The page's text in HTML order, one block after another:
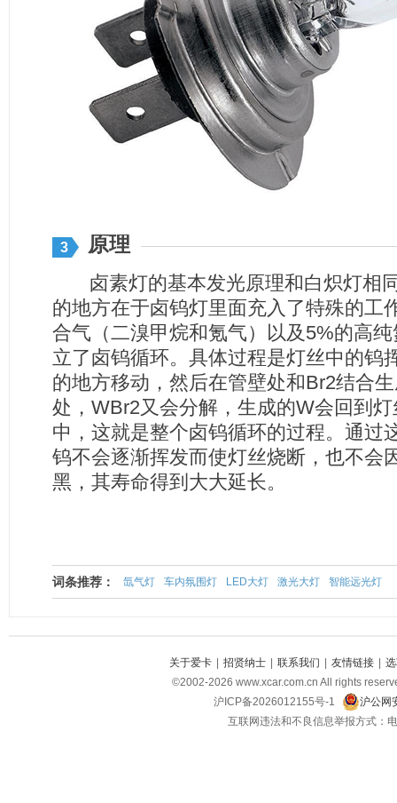
3 原理
卤素灯的基本发光原理和白炽灯相
的地方在于卤钨灯里面充入了特殊的工
合气（二溴甲烷和氪气）以及5%的高
立了卤钨循环。具体过程是灯丝中的钨
的地方移动，然后在管壁处和Br2结合
处，WBr2又会分解，生成的W会回到
中，这就是整个卤钨循环的过程。通过
钨不会逐渐挥发而使灯丝烧断，也不会
黑，其寿命得到大大延长。
词条推荐： 氙气灯 车内氛围灯 LED大灯 激光大灯 智能远光灯
关于爱卡 招贤纳士 联系我们 友情链接
©2002-2026 www.xcar.com.cn All rights
沪ICP备2026012155号-1
沪公网
互联网违法和不良信息举报方式：